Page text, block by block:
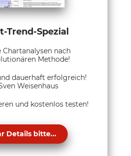
Trend-Spezial
Chartanalysen nach
Methode!
dauerhaft erfolgreich!
Weisenhaus
und kostenlos testen!
Details bitte...